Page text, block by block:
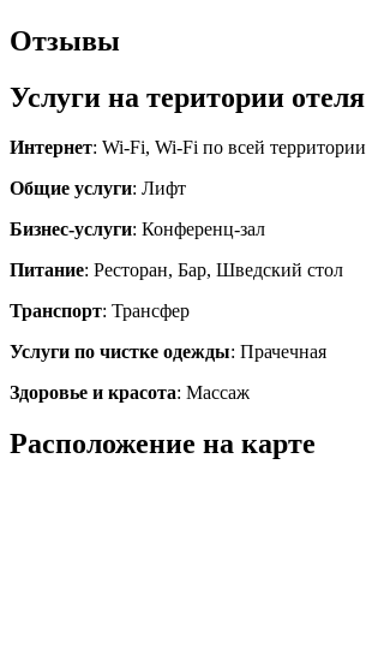
Отзывы
Услуги на територии отеля
Интернет: Wi-Fi, Wi-Fi по всей территории
Общие услуги: Лифт
Бизнес-услуги: Конференц-зал
Питание: Ресторан, Бар, Шведский стол
Транспорт: Трансфер
Услуги по чистке одежды: Прачечная
Здоровье и красота: Массаж
Расположение на карте